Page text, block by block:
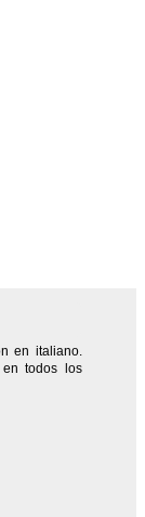
en italiano.
en todos los